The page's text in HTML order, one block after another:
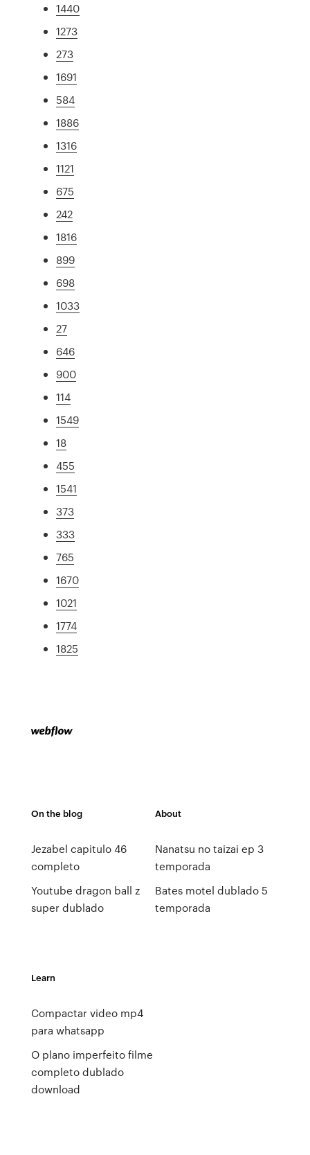
1440
1273
273
1691
584
1886
1316
1121
675
242
1816
899
698
1033
27
646
900
114
1549
18
455
1541
373
333
765
1670
1021
1774
1825
On the blog
Jezabel capitulo 46
completo
Youtube dragon ball z
super dublado
About
Nanatsu no taizai ep 3
temporada
Bates motel dublado 5
temporada
Learn
Compactar video mp4
para whatsapp
O plano imperfeito filme
completo dublado
download